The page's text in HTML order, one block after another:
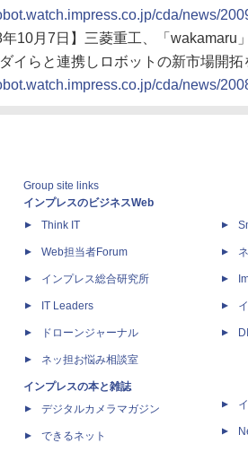
cda/news/
年10月7日】三菱重工、「wakamaru
イらと連携しロボットの新市場開拓
cda/news/
Group site links
インプレスのビジネスWeb
Think IT
Web担当者Forum
インプレス総合研究所
IT Leaders
ドローンジャーナル
ネッ担お悩み相談室
インプレスの本と雑誌
デジタルカメラマガジン
できるネット